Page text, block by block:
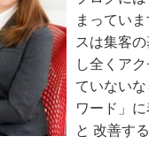
まってい
スは集客
し全くア
ていない
ワード」
と 改善す